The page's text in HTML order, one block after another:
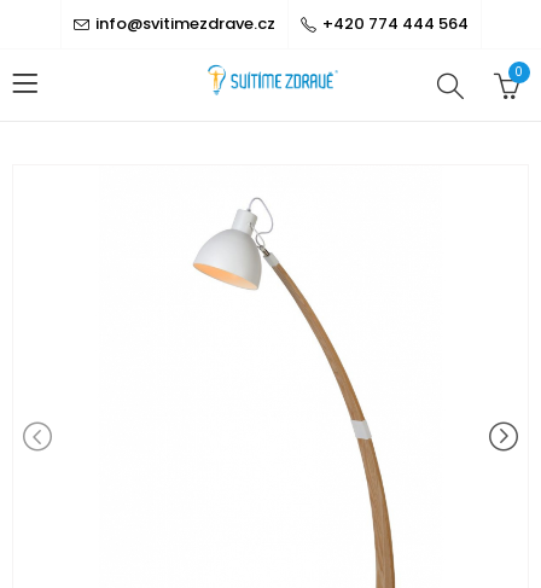
info@svitimezdrave.cz +420 774 444 564
0